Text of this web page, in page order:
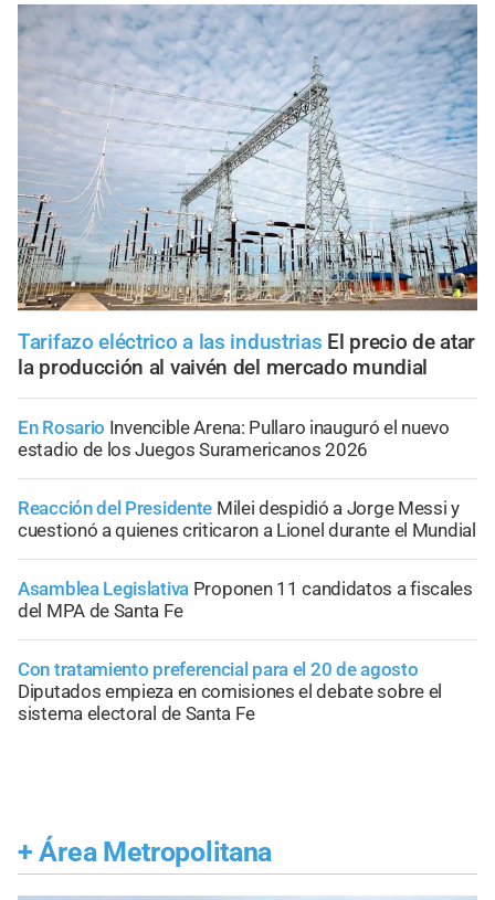
Tarifazo eléctrico a las industrias El precio de atar
la producción al vaivén del mercado mundial
En Rosario Invencible Arena: Pullaro inauguró el nuevo
estadio de los Juegos Suramericanos 2026
Reacción del Presidente Milei despidió a Jorge Messi y
cuestionó a quienes criticaron a Lionel durante el Mundial
Asamblea Legislativa Proponen 11 candidatos a fiscales
del MPA de Santa Fe
Con tratamiento preferencial para el 20 de agosto
Diputados empieza en comisiones el debate sobre el
sistema electoral de Santa Fe
+ Área Metropolitana